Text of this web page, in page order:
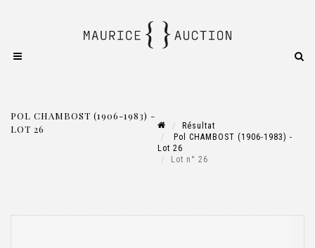
POL CHAMBOST (1906-1983) -
LOT 26
Résultat
Pol CHAMBOST (1906-1983) -
Lot 26
Lot n° 26